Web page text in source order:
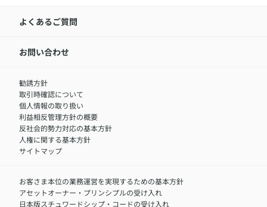
アクサのネット完結保険（旧アクサダイレクト生命）
アクサ生命が選ばれる理由
IR情報
サステナビリティの取り組み
​お客さまを金融犯罪からお守りするために
アクサグループについて
採用情報トップ
中途採用：内勤正社員
職）
中途採用：フィナンシャルプラン・アドバイザー（営業職）
障害者採用
よくあるご質問
お問い合わせ
勧誘方針
取引時確認について
個人情報の取り扱い
利益相反管理方針の概要
反社会的勢力対応の基本方針
人権に関する基本方針
サイトマップ
お客さま本位の業務運営を実現するための基本方針
アセットオーナー・プリンシプルの受け入れ
日本版スチュワードシップ・コードの受け入れ